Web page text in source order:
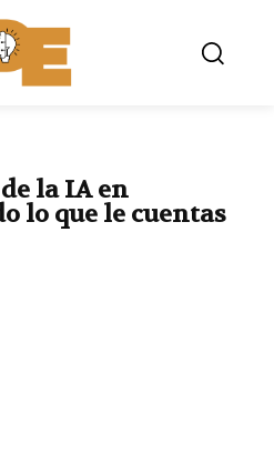
la IA en
lo que le cuentas